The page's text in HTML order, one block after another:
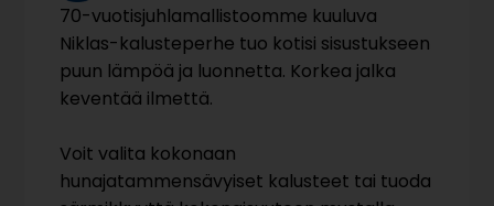
70-vuotisjuhlamallistoomme kuuluva
Niklas-kalusteperhe tuo kotisi sisustukseen
puun lämpöä ja luonnetta. Korkea jalka
keventää ilmettä.
Voit valita kokonaan
hunajatammensävyiset kalusteet tai tuoda